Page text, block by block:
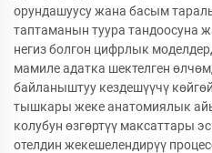
орундашуусу жана басым
таптаманын туура тандоосуна
негиз болгон цифрлык
мамиле адатка шектелген
байланыштуу кездешүүчү
тышкары жеке анатомиялык
колубун өзгөртүү максаттары
отелдин жекешелендирүү